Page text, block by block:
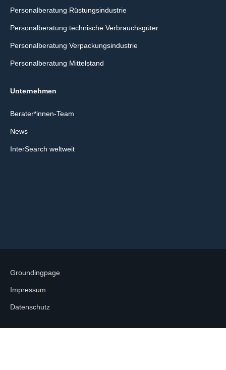
Personalberatung Rüstungsindustrie
Personalberatung technische Verbrauchsgüter
Personalberatung Verpackungsindustrie
Personalberatung Mittelstand
Unternehmen
Berater*innen-Team
News
InterSearch weltweit
Datenschutz
Impressum
Groundingpage